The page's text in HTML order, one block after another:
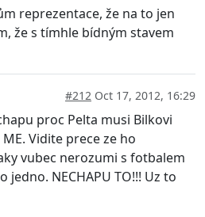
reprezentace, že na to jen
že s tímhle bídným stavem
#212 Oct 17, 2012, 16:29
proc Pelta musi Bilkovi
Vidite prece ze ho
vubec nerozumi s fotbalem
jedno. NECHAPU TO!!! Uz to